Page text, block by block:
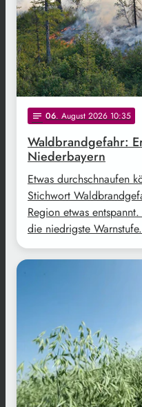
notes 06. August 2026 10:35
Waldbrandgefahr:
Niederbayern
Etwas durchschnaufen
Stichwort
Region etwas
die niedrigste